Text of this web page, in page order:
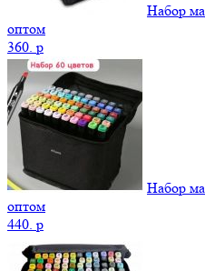
Набор
оптом
360. p
Набор
оптом
440. p